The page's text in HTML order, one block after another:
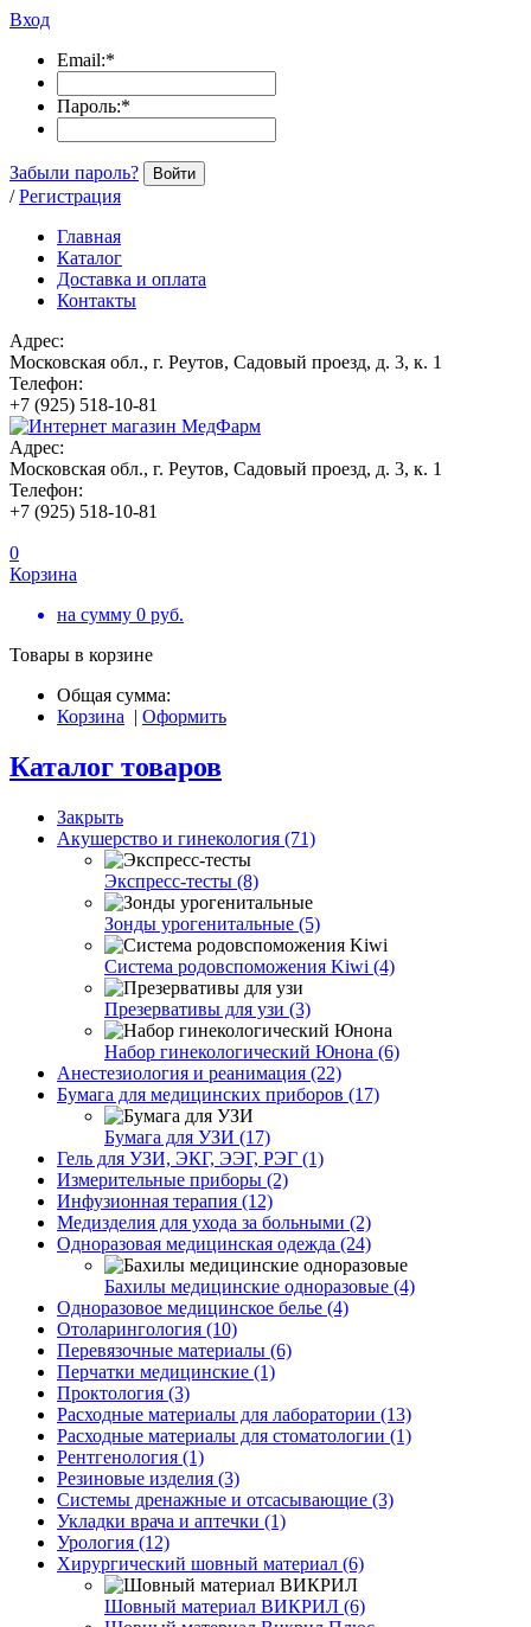
Вход
Email:*
Пароль:*
Забыли пароль? Войти
/ Регистрация
Главная
Каталог
Доставка и оплата
Контакты
Адрес:
Московская обл., г. Реутов, Садовый проезд, д. 3, к. 1
Телефон:
+7 (925) 518-10-81
Адрес:
Московская обл., г. Реутов, Садовый проезд, д. 3, к. 1
Телефон:
+7 (925) 518-10-81
0
Корзина
на сумму 0 руб.
Товары в корзине
Общая сумма:
Корзина | Оформить
Каталог товаров
Закрыть
Акушерство и гинекология (71)
Экспресс-тесты (8)
Зонды урогенитальные (5)
Система родовспоможения Kiwi (4)
Презервативы для узи (3)
Набор гинекологический Юнона (6)
Анестезиология и реанимация (22)
Бумага для медицинских приборов (17)
Бумага для УЗИ (17)
Гель для УЗИ, ЭКГ, ЭЭГ, РЭГ (1)
Измерительные приборы (2)
Инфузионная терапия (12)
Медизделия для ухода за больными (2)
Одноразовая медицинская одежда (24)
Бахилы медицинские одноразовые (4)
Одноразовое медицинское белье (4)
Отоларингология (10)
Перевязочные материалы (6)
Перчатки медицинские (1)
Проктология (3)
Расходные материалы для лаборатории (13)
Расходные материалы для стоматологии (1)
Рентгенология (1)
Резиновые изделия (3)
Системы дренажные и отсасывающие (3)
Укладки врача и аптечки (1)
Урология (12)
Хирургический шовный материал (6)
Шовный материал ВИКРИЛ (6)